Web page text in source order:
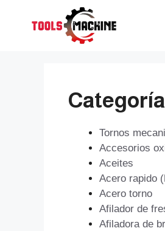
Tornos
Accesorios
Aceites
Acero rapido
Acero torno
Afilador de
Afiladora de